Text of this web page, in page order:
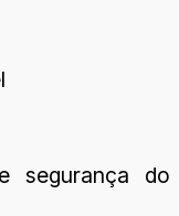
segurança do